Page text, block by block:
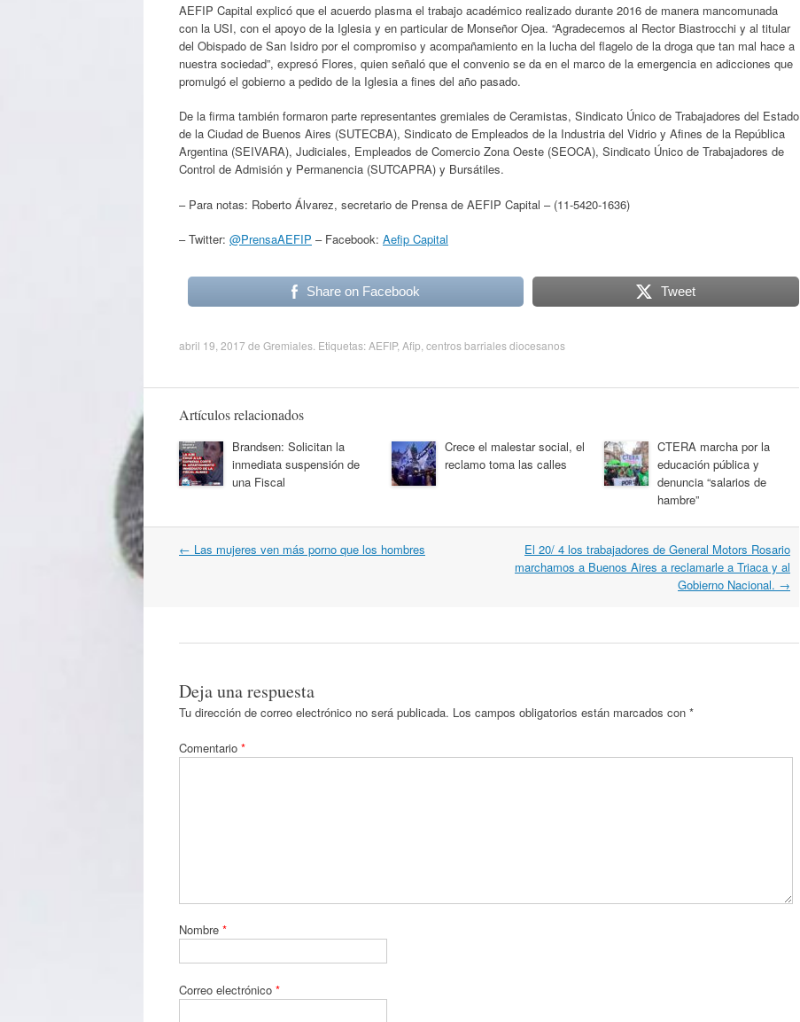
AEFIP Capital explicó que el acuerdo plasma el trabajo académico realizado durante 2016 de manera mancomunada
con la USI, con el apoyo de la Iglesia y en particular de Monseñor Ojea. “Agradecemos al Rector Biastrocchi y al titular
del Obispado de San Isidro por el compromiso y acompañamiento en la lucha del flagelo de la droga que tan mal hace a
nuestra sociedad”, expresó Flores, quien señaló que el convenio se da en el marco de la emergencia en adicciones que
promulgó el gobierno a pedido de la Iglesia a fines del año pasado.
De la firma también formaron parte representantes gremiales de Ceramistas, Sindicato Único de Trabajadores del Estado
de la Ciudad de Buenos Aires (SUTECBA), Sindicato de Empleados de la Industria del Vidrio y Afines de la República
Argentina (SEIVARA), Judiciales, Empleados de Comercio Zona Oeste (SEOCA), Sindicato Único de Trabajadores de
Control de Admisión y Permanencia (SUTCAPRA) y Bursátiles.
– Para notas: Roberto Álvarez, secretario de Prensa de AEFIP Capital – (11-5420-1636)
– Twitter: @PrensaAEFIP – Facebook: Aefip Capital
Share on Facebook Tweet
abril 19, 2017 de Gremiales . Etiquetas:AEFIP, Afip centros barriales diocesanos
Artículos relacionados
Brandsen: Solicitan la
inmediata suspensión de
una Fiscal
Crece el malestar social, el
reclamo toma las calles
CTERA marcha por la
educación pública y
denuncia “salarios de
hambre”
Navegación
← Las mujeres ven más porno que los hombres
El 20/ 4 los trabajadores de General Motors Rosario
marchamos a Buenos Aires a reclamarle a Triaca y al
Gobierno Nacional. →
Deja una respuesta
Tu dirección de correo electrónico no será publicada. Los campos obligatorios están marcados con *
Comentario *
Nombre *
Correo electrónico *